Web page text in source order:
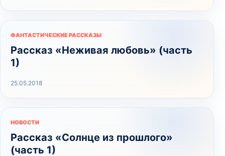
ФАНТАСТИЧЕСКИЕ РАССКАЗЫ
Рассказ «Неживая любовь» (часть
1)
25.05.2018
НОВОСТИ
Рассказ «Солнце из прошлого»
(часть 1)